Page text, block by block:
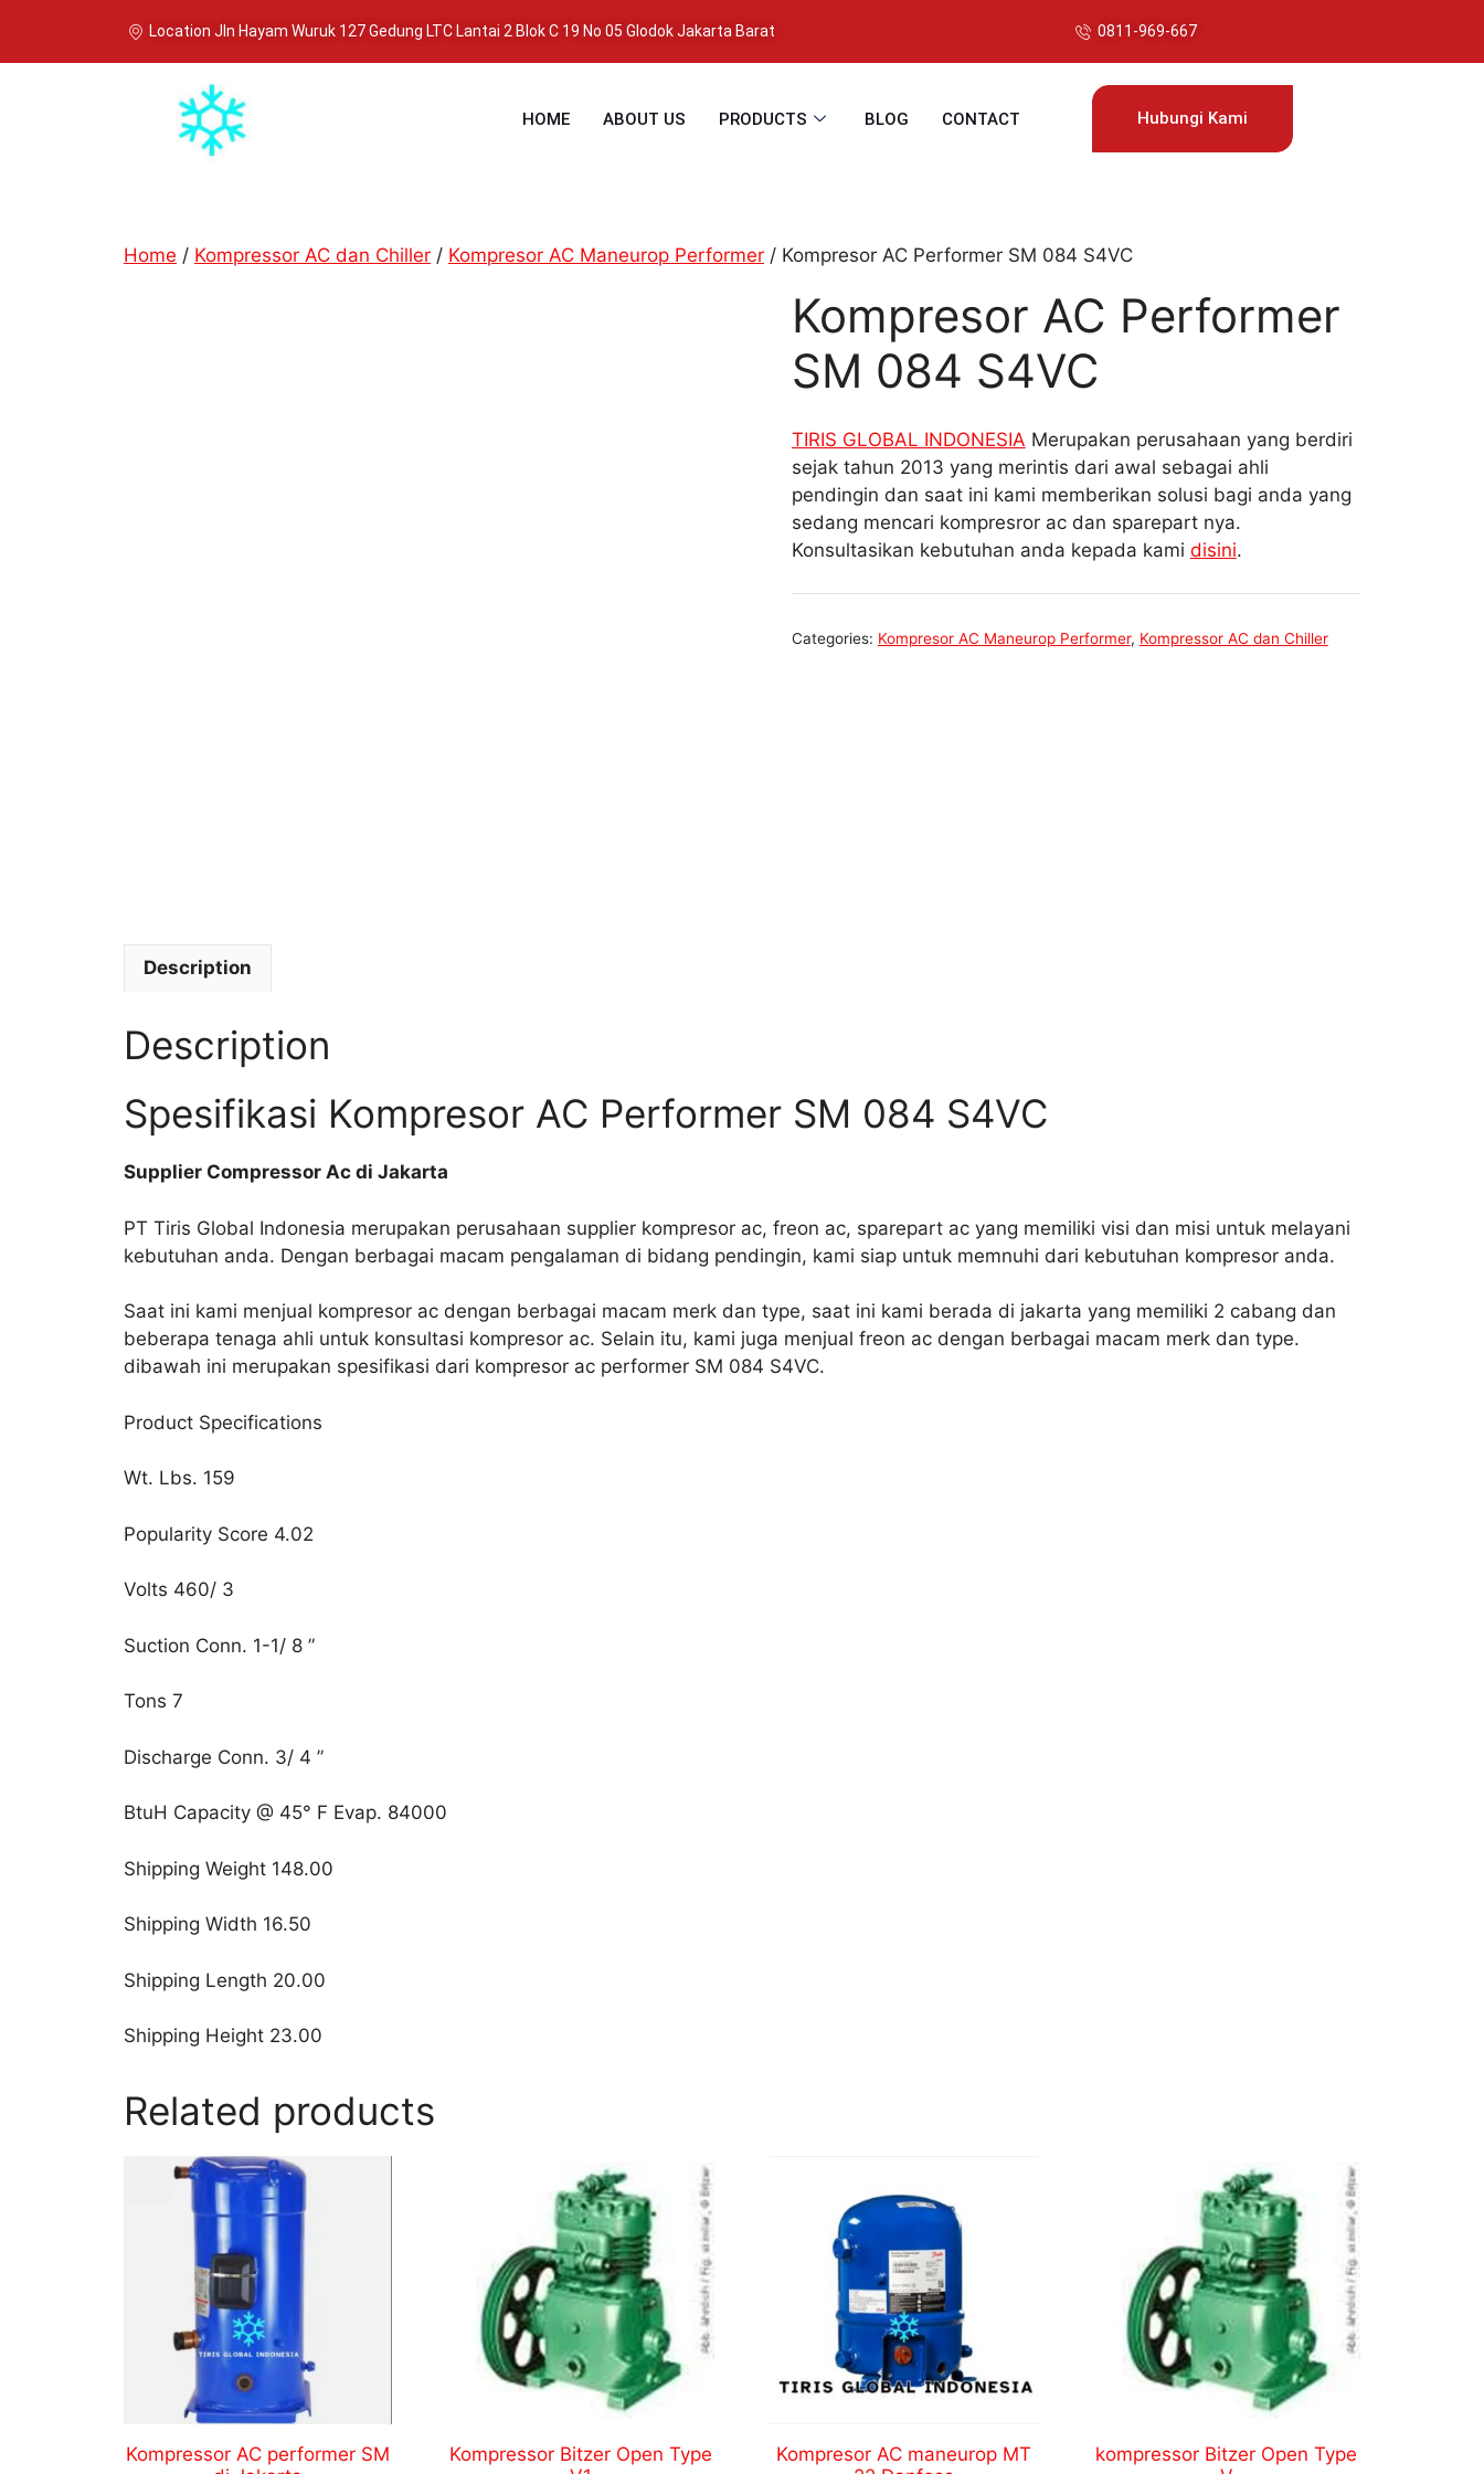
Location Jln Hayam Wuruk 127 Gedung LTC Lantai 2 Blok C 19 No 05 Glodok Jakarta Barat 0811-969-667
HOME ABOUT US PRODUCTS BLOG CONTACT Hubungi Kami
Home / Kompressor AC dan Chiller / Kompresor AC Maneurop Performer / Kompresor AC Performer SM 084 S4VC
Kompresor AC Performer
SM 084 S4VC
TIRIS GLOBAL INDONESIA Merupakan perusahaan yang berdiri
sejak tahun 2013 yang merintis dari awal sebagai ahli
pendingin dan saat ini kami memberikan solusi bagi anda yang
sedang mencari kompresror ac dan sparepart nya.
Konsultasikan kebutuhan anda kepada kami disini.
Categories: Kompresor AC Maneurop Performer, Kompressor AC dan Chiller
Description
Description
Spesifikasi Kompresor AC Performer SM 084 S4VC
Supplier Compressor Ac di Jakarta
PT Tiris Global Indonesia merupakan perusahaan supplier kompresor ac, freon ac, sparepart ac yang memiliki visi dan misi untuk melayani
kebutuhan anda. Dengan berbagai macam pengalaman di bidang pendingin, kami siap untuk memnuhi dari kebutuhan kompresor anda.
Saat ini kami menjual kompresor ac dengan berbagai macam merk dan type, saat ini kami berada di jakarta yang memiliki 2 cabang dan
beberapa tenaga ahli untuk konsultasi kompresor ac. Selain itu, kami juga menjual freon ac dengan berbagai macam merk dan type.
dibawah ini merupakan spesifikasi dari kompresor ac performer SM 084 S4VC.
Product Specifications
Wt. Lbs. 159
Popularity Score 4.02
Volts 460/ 3
Suction Conn. 1-1/ 8 ”
Tons 7
Discharge Conn. 3/ 4 ”
BtuH Capacity @ 45° F Evap. 84000
Shipping Weight 148.00
Shipping Width 16.50
Shipping Length 20.00
Shipping Height 23.00
Related products
Kompressor AC performer SM
Kompressor Bitzer Open Type
Kompresor AC maneurop MT
kompressor Bitzer Open Type